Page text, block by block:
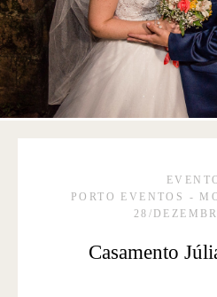
PORTO EVENTOS -
28/
Casamento